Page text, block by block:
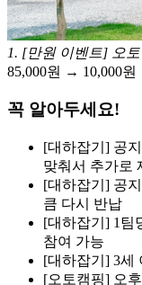
1. [만원 이벤트] 오
85,000원 → 10,000원
꼭 알아두세요!
[대하잡기] 공
맞춰서 추가로
[대하잡기] 공
큼 다시 반납
[대하잡기] 1팀
참여 가능
[대하잡기] 3세
[오토캠핑] 오